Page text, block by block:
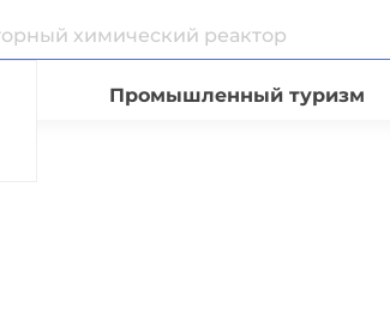
Промышленный туризм